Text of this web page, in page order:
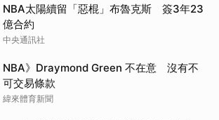
NBA太陽續留「惡棍」布魯克斯 簽3年23
億合約
中央通訊社
NBA》Draymond Green 不在意 沒有不
可交易條款
緯來體育新聞